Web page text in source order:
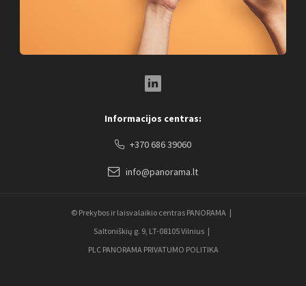
Informacijos centras:
+370 686 39060
info@panorama.lt
© Prekybos ir laisvalaikio centras PANORAMA
Saltoniškių g. 9, LT-08105 Vilnius
PLC PANORAMA PRIVATUMO POLITIKA